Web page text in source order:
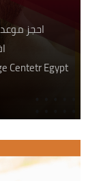
احجز
وعلشان